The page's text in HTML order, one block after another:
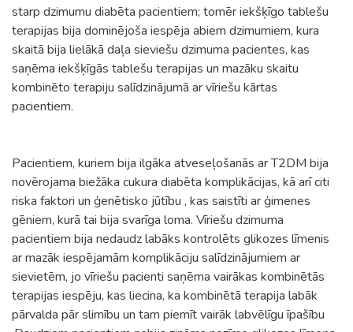
starp dzimumu diabēta pacientiem; tomēr iekšķīgo tablešu
terapijas bija dominējoša iespēja abiem dzimumiem, kura
skaitā bija lielākā daļa sieviešu dzimuma pacientes, kas
saņēma iekšķīgās tablešu terapijas un mazāku skaitu
kombinēto terapiju salīdzinājumā ar vīriešu kārtas
pacientiem.
Pacientiem, kuriem bija ilgāka atveseļošanās ar T2DM bija
novērojama biežāka cukura diabēta komplikācijas, kā arī citi
riska faktori un ģenētisko jūtību , kas saistīti ar ģimenes
gēniem, kurā tai bija svarīga loma. Vīriešu dzimuma
pacientiem bija nedaudz labāks kontrolēts glikozes līmenis
ar mazāk iespējamām komplikāciju salīdzinājumiem ar
sievietēm, jo vīriešu pacienti saņēma vairākas kombinētās
terapijas iespēju, kas liecina, ka kombinētā terapija labāk
pārvalda pār slimību un tam piemīt vairāk labvēlīgu īpašību